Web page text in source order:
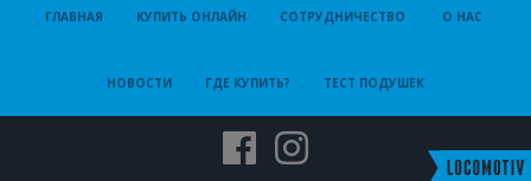
ГЛАВНАЯ КУПИТЬ ОНЛАЙН СОТРУДНИЧЕСТВО О НАС
НОВОСТИ ГДЕ КУПИТЬ? ТЕСТ ПОДУШЕК